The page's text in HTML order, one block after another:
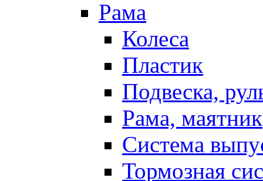
Рама
Колеса
Пластик
Подвеска,
Рама, маятник
Система
Тормозная